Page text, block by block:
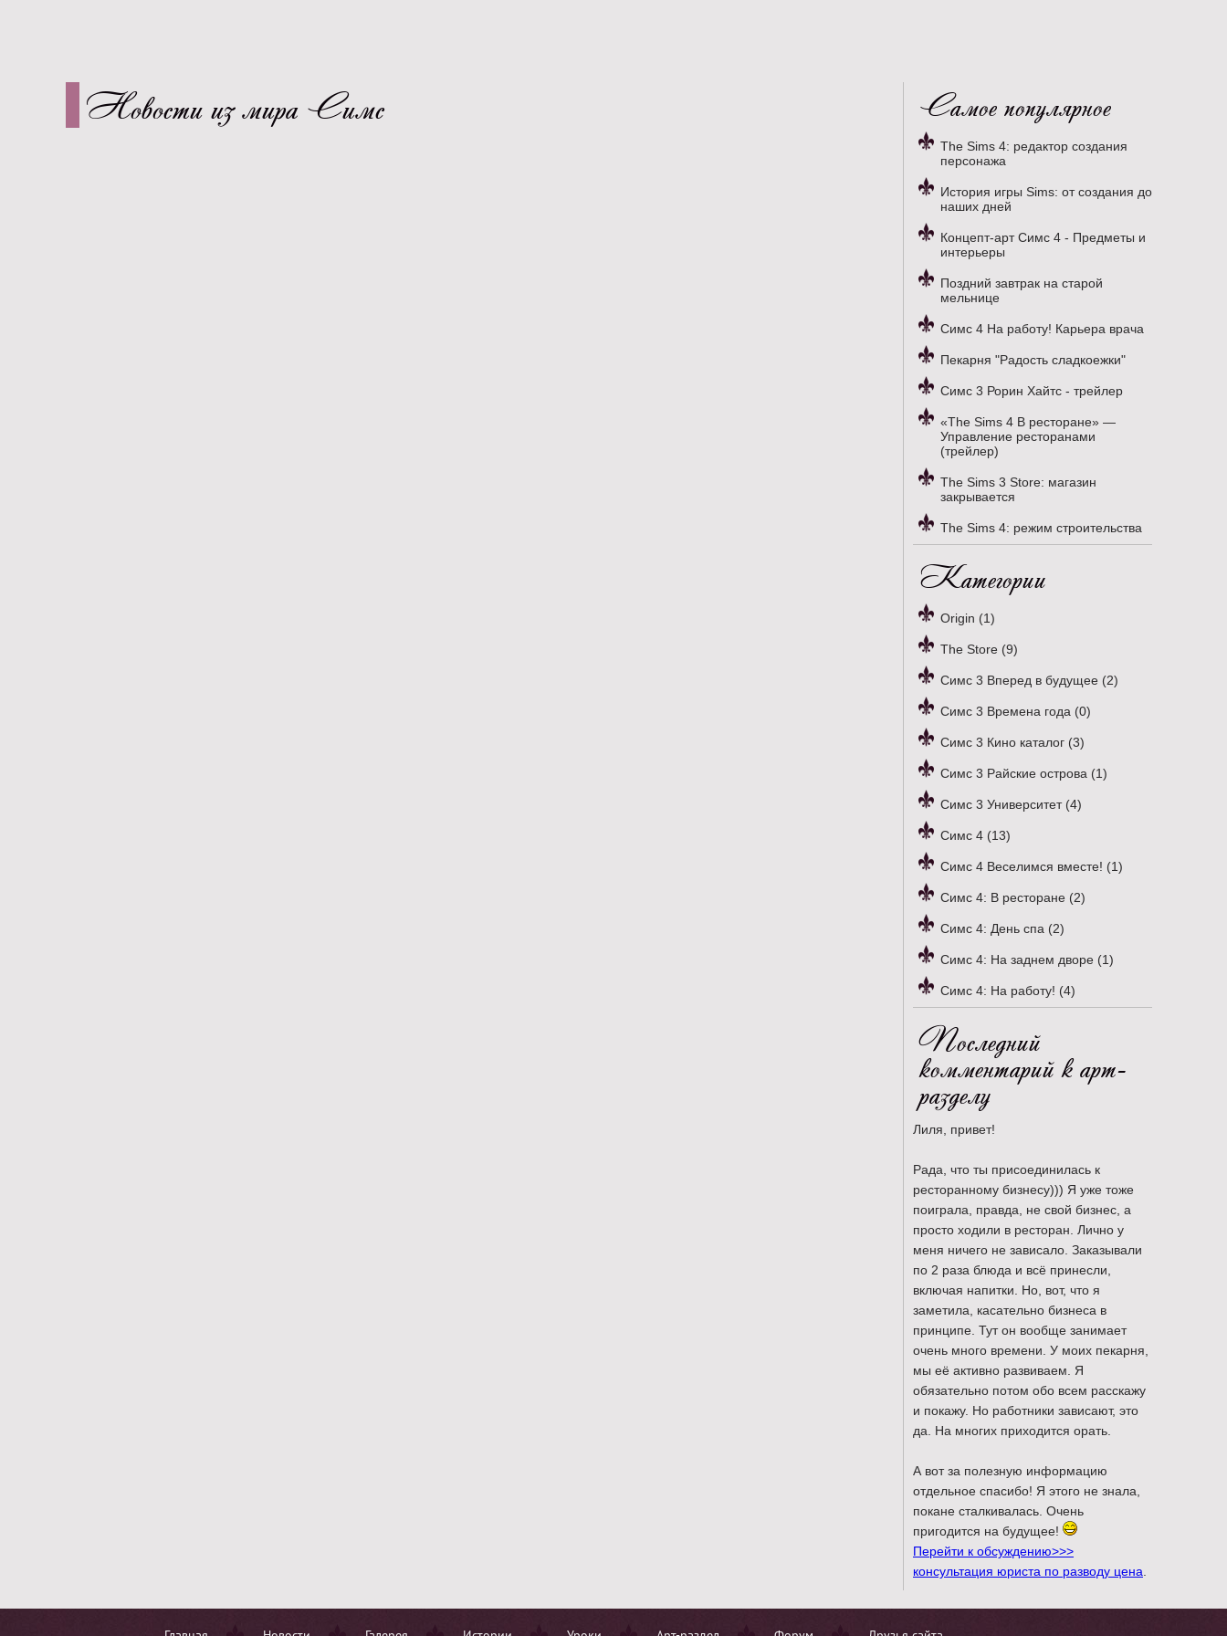
Новости из мира Симс Самое популярное
The Sims 4: редактор создания
персонажа
История игры Sims: от создания до
наших дней
Концепт-арт Симс 4 - Предметы и
интерьеры
Поздний завтрак на старой
мельнице
Симс 4 На работу! Карьера врача
Пекарня "Радость сладкоежки"
Симс 3 Рорин Хайтс - трейлер
«The Sims 4 В ресторане» —
Управление ресторанами
(трейлер)
The Sims 3 Store: магазин
закрывается
The Sims 4: режим строительства
Категории
Origin (1)
The Store (9)
Симс 3 Вперед в будущее (2)
Симс 3 Времена года (0)
Симс 3 Кино каталог (3)
Симс 3 Райские острова (1)
Симс 3 Университет (4)
Симс 4 (13)
Симс 4 Веселимся вместе! (1)
Симс 4: В ресторане (2)
Симс 4: День спа (2)
Симс 4: На заднем дворе (1)
Симс 4: На работу! (4)
Последний
комментарий к арт-
разделу
Лиля, привет!
Рада, что ты присоединилась к
ресторанному бизнесу))) Я уже тоже
поиграла, правда, не свой бизнес, а
просто ходили в ресторан. Лично у
меня ничего не зависало. Заказывали
по 2 раза блюда и всё принесли,
включая напитки. Но, вот, что я
заметила, касательно бизнеса в
принципе. Тут он вообще занимает
очень много времени. У моих пекарня,
мы её активно развиваем. Я
обязательно потом обо всем расскажу
и покажу. Но работники зависают, это
да. На многих приходится орать.
А вот за полезную информацию
отдельное спасибо! Я этого не знала,
покане сталкивалась. Очень
пригодится на будущее!
Перейти к обсуждению>>>
консультация юриста по разводу цена